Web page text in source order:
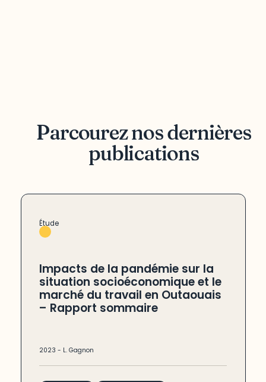
Parcourez nos dernières
publications
Étude
Impacts de la pandémie sur la
situation socioéconomique et le
marché du travail en Outaouais
– Rapport sommaire
2023- L. Gagnon